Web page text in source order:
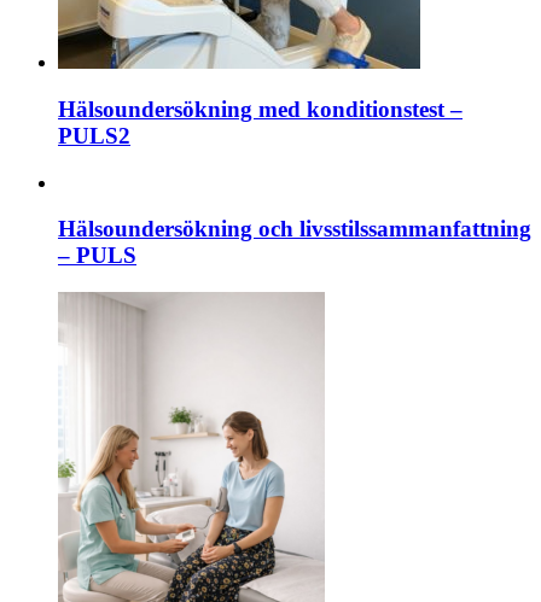
Hälsoundersökning med konditionstest –
PULS2
Hälsoundersökning och livsstilssammanfattning
– PULS